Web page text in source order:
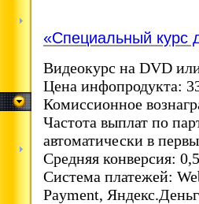
«Специальный курс
Видеокурс на DVD
Цена инфопродукта:
Комиссионное
Частота выплат по
автоматически в
Средняя конверсия:
Система платежей:
Payment,